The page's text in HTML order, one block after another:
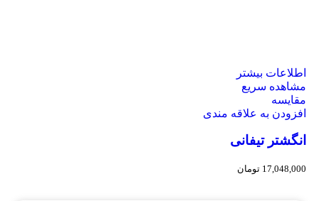
اطلاعات بیشتر
مشاهده سریع
مقایسه
افزودن به علاقه مندی
انگشتر تیفانی
17,048,000 تومان